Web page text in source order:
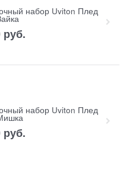
набор Uviton Плед
руб.
набор Uviton Плед
руб.